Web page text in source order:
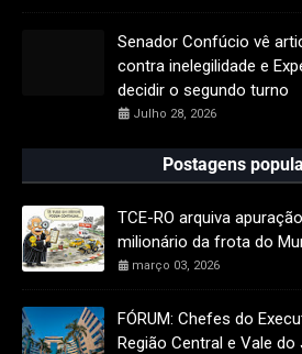
Senador Confúcio vê
contra inelegilidade e
decidir o segundo turno
Julho 28, 2026
Postagens
TCE-RO arquiva
milionário da frota do
março 03, 2026
FÓRUM: Chefes do
Região Central e Vale